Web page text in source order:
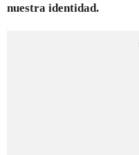
nuestra identidad.